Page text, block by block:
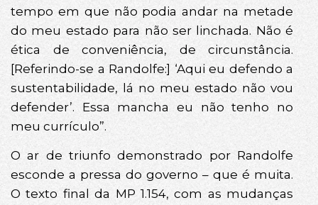
tempo em que não podia andar na metade
do meu estado para não ser linchada. Não é
ética de conveniência, de circunstância.
[Referindo-se a Randolfe:] ‘Aqui eu defendo a
sustentabilidade, lá no meu estado não vou
defender’. Essa mancha eu não tenho no
meu currículo”.
O ar de triunfo demonstrado por Randolfe
esconde a pressa do governo – que é muita.
O texto final da MP 1.154, com as mudanças